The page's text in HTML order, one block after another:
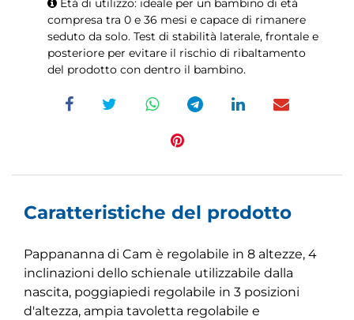
Età di utilizzo: ideale per un bambino di età
compresa tra 0 e 36 mesi e capace di rimanere
seduto da solo. Test di stabilità laterale, frontale e
posteriore per evitare il rischio di ribaltamento
del prodotto con dentro il bambino.
Caratteristiche del prodotto
Pappananna di Cam è regolabile in 8 altezze, 4
inclinazioni dello schienale utilizzabile dalla
nascita, poggiapiedi regolabile in 3 posizioni
d'altezza, ampia tavoletta regolabile e